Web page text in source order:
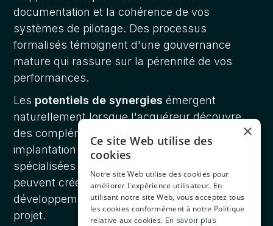
documentation et la cohérence de vos
systèmes de pilotage. Des processus
formalisés témoignent d'une gouvernance
mature qui rassure sur la pérennité de vos
performances.
Les potentiels de synergies émergent
naturellement lorsque l'acquéreur découvre
des complémentarités non anticipées. Votre
implantation régionale, vos certifications
spécialisées ou vos savoir-faire techniques
peuvent créer des opportunités de
développement qui valorisent l'ensemble du
projet.
×
Ce site Web utilise des
cookies
Notre site Web utilise des cookies pour
améliorer l'expérience utilisateur. En
utilisant notre site Web, vous acceptez tous
les cookies conformément à notre Politique
relative aux cookies. En savoir plus